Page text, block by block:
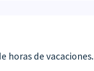
horas de vacaciones.